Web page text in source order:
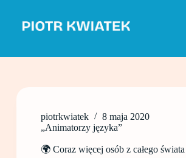
j
piotrkwiatek
8 maja 2020
„Animatorzy języka”
🌍 Coraz więcej osób z całego świata